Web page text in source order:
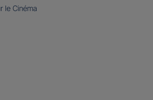
le Cinéma